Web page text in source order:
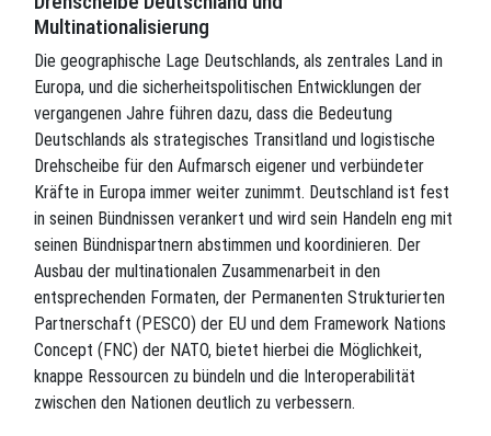
Multinationalisierung
Die geographische Lage Deutschlands, als zentrales Land in
Europa, und die sicherheitspolitischen Entwicklungen der
vergangenen Jahre führen dazu, dass die Bedeutung
Deutschlands als strategisches Transitland und logistische
Drehscheibe für den Aufmarsch eigener und verbündeter
Kräfte in Europa immer weiter zunimmt. Deutschland ist fest
in seinen Bündnissen verankert und wird sein Handeln eng mit
seinen Bündnispartnern abstimmen und koordinieren. Der
Ausbau der multinationalen Zusammenarbeit in den
entsprechenden Formaten, der Permanenten Strukturierten
Partnerschaft (PESCO) der EU und dem Framework Nations
Concept (FNC) der NATO, bietet hierbei die Möglichkeit,
knappe Ressourcen zu bündeln und die Interoperabilität
zwischen den Nationen deutlich zu verbessern.